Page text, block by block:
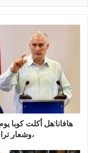
هافانا:هل أكلت كوبا
،وشعار